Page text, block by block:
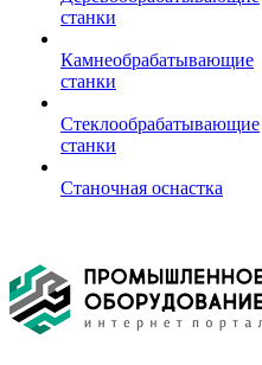
станки
Камнеобрабатывающие
станки
Стеклообрабатывающие
станки
Станочная оснастка